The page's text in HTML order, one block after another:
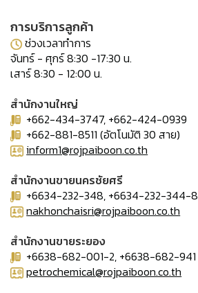
การบริการลูกค้า
ช่วงเวลาทำการ
จันทร์ - ศุกร์ 8:30 -17:30 น.
เสาร์ 8:30 - 12:00 น.
สำนักงานใหญ่
+662-434-3747, +662-424-0939
+662-881-8511 (อัตโนมัติ 30 สาย)
inform1@rojpaiboon.co.th
สำนักงานขายนครชัยศรี
+6634-232-348, +6634-232-344-8
nakhonchaisri@rojpaiboon.co.th
สำนักงานขายระยอง
+6638-682-001-2, +6638-682-941
petrochemical@rojpaiboon.co.th